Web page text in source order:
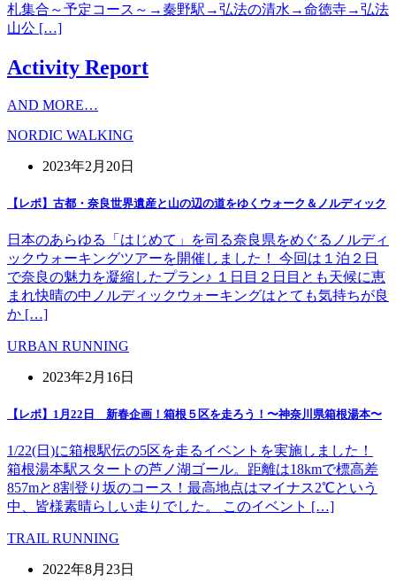
札集合～予定コース～→秦野駅→弘法の清水→命徳寺→弘法
山公 […]
Activity Report
AND MORE…
NORDIC WALKING
2023年2月20日
【レポ】古都・奈良世界遺産と山の辺の道をゆくウォーク＆ノルディック
日本のあらゆる「はじめて」を司る奈良県をめぐるノルディ
ックウォーキングツアーを開催しました！ 今回は１泊２日
で奈良の魅力を凝縮したプラン♪ １日目２日目とも天候に恵
まれ快晴の中ノルディックウォーキングはとても気持ちが良
か […]
URBAN RUNNING
2023年2月16日
【レポ】1月22日 新春企画！箱根５区を走ろう！〜神奈川県箱根湯本〜
1/22(日)に箱根駅伝の5区を走るイベントを実施しました！
箱根湯本駅スタートの芦ノ湖ゴール。距離は18kmで標高差
857mと8割登り坂のコース！最高地点はマイナス2℃という
中、皆様素晴らしい走りでした。 このイベント […]
TRAIL RUNNING
2022年8月23日